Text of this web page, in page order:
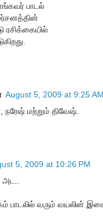
பாடல்
ரசிக்கையில்
August 5, 2009 at 9:25 AM
நரேஷ் மற்றும் திவேஷ்.
5, 2009 at 10:26 PM
பாடலில் வரும் வயலின்